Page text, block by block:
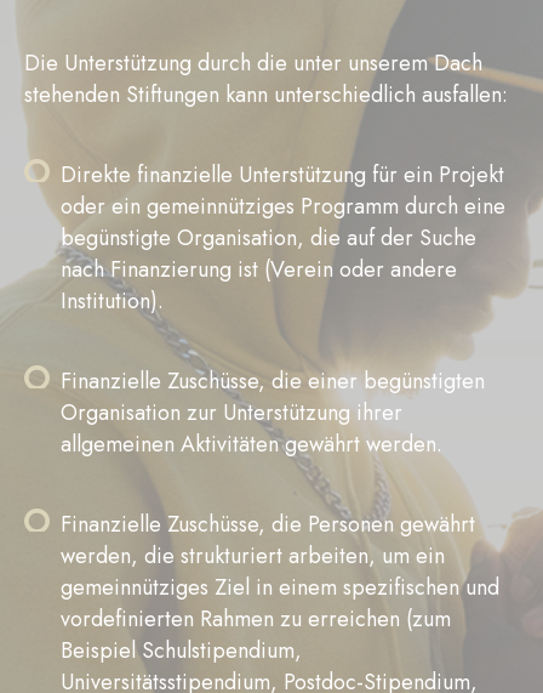
Die Unterstützung durch die unter unserem Dach
stehenden Stiftungen kann unterschiedlich ausfallen:
Direkte finanzielle Unterstützung für ein Projekt
oder ein gemeinnütziges Programm durch eine
begünstigte Organisation, die auf der Suche
nach Finanzierung ist (Verein oder andere
Institution).
Finanzielle Zuschüsse, die einer begünstigten
Organisation zur Unterstützung ihrer
allgemeinen Aktivitäten gewährt werden.
Finanzielle Zuschüsse, die Personen gewährt
werden, die strukturiert arbeiten, um ein
gemeinnütziges Ziel in einem spezifischen und
vordefinierten Rahmen zu erreichen (zum
Beispiel Schulstipendium,
Universitätsstipendium, Postdoc-Stipendium,